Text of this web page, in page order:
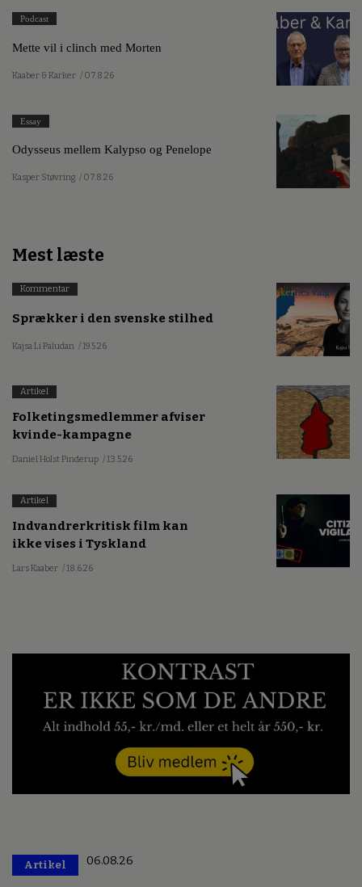
Podcast
Mette vil i clinch med Morten
Kaaber & Karker / 07.8.26
Essay
Odysseus mellem Kalypso og Penelope
Kasper Støvring / 07.8.26
Mest læste
Kommentar
Sprækker i den svenske stilhed
Kajsa Li Paludan / 19.5.26
Artikel
Folketingsmedlemmer afviser
kvinde-kampagne
Daniel Holst Pinderup / 13.5.26
Artikel
Indvandrerkritisk film kan
ikke vises i Tyskland
Lars Kaaber / 18.6.26
Artikel 06.08.26